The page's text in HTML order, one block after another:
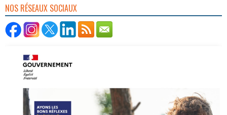
NOS RÉSEAUX SOCIAUX